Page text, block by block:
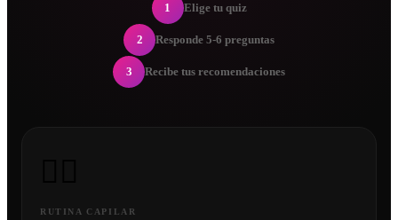
1 Elige tu quiz
2 Responde 5-6 preguntas
3 Recibe tus recomendaciones
RUTINA CAPILAR